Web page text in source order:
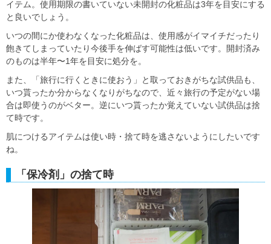
イテム。 使用期限の書いていない未開封の化粧品は3年を目安にする
と良いでしょう。
いつの間にか使わなくなった化粧品は、使用感がイマイチだったり
飽きてしまっていたり今後手を伸ばす可能性は低いです。
開封済み
のものは半年〜1年を目安に処分を。
また、「旅行に行くときに使おう」と取っておきがちな試供品も、
いつ貰ったか分からなくなりがちなので、 近々旅行の予定がない場
合は即使うのがベター。逆にいつ貰ったか覚えていない試供品は捨
て時です。
肌につけるアイテムは使い時・捨て時を逃さないようにしたいです
ね。
「保冷剤」の捨て時